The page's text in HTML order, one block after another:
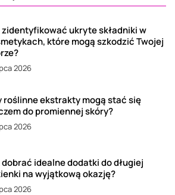
zidentyfikować ukryte składniki w
które mogą szkodzić Twojej
2026
roślinne ekstrakty mogą stać się
do promiennej skóry?
2026
dobrać idealne dodatki do długiej
na wyjątkową okazję?
2026